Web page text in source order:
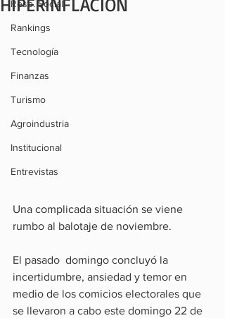
Resp. Social
Rankings
Tecnología
Finanzas
Turismo
Agroindustria
Institucional
Entrevistas
Una complicada situación se viene
rumbo al balotaje de noviembre.
El pasado  domingo concluyó la
incertidumbre, ansiedad y temor en
medio de los comicios electorales que
se llevaron a cabo este domingo 22 de